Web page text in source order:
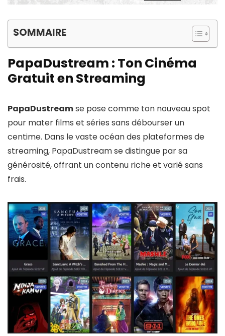
SOMMAIRE
PapaDustream : Ton Cinéma
Gratuit en Streaming
PapaDustreamse pose comme ton nouveau spot
pour mater films et séries sans débourser un
centime. Dans le vaste océan des plateformes de
streaming, PapaDustream se distingue par sa
générosité, offrant un contenu riche et varié sans
frais.